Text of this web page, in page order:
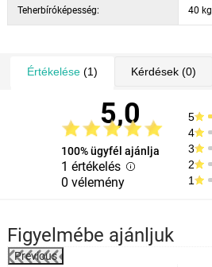
Teherbíróképesség: 40 kg
Értékelése(1) Kérdések(0)
5,0
100% ügyfél ajánlja
1 értékelés
0 vélemény
5
4
3
2
1
Figyelmébe ajánljuk
Previous